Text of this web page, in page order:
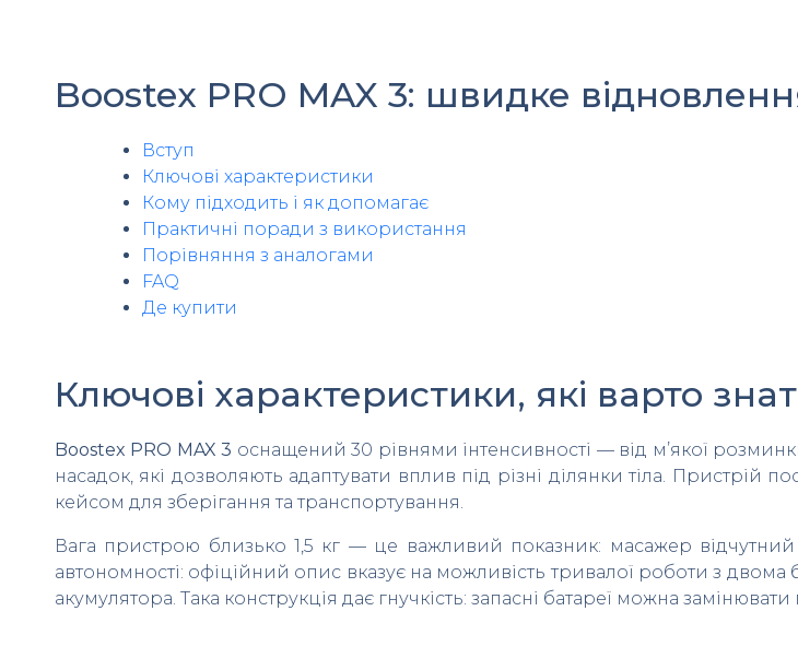
Boostex PRO MAX 3: швидке
Вступ
Ключові характеристики
Кому підходить і як допомагає
Практичні поради з використання
Порівняння з аналогами
FAQ
Де купити
Ключові характеристики, які варто
Boostex PRO MAX 3 оснащений 30 рівнями інтенсивності — від м’якої
насадок, які дозволяють адаптувати вплив під різні ділянки тіла.
кейсом для зберігання та транспортування.
Вага пристрою близько 1,5 кг — це важливий показник: масажер
автономності: офіційний опис вказує на можливість тривалої роботи з
акумулятора. Така конструкція дає гнучкість: запасні батареї можна замінювати